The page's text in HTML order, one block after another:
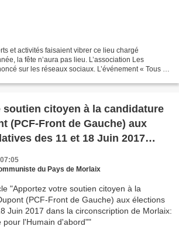
et activités faisaient vibrer ce lieu chargé
la fête n’aura pas lieu. L’association Les
sur les réseaux sociaux. L’événement « Tous à
citoyen à la candidature
(PCF-Front de Gauche) aux
des 11 et 18 Juin 2017
de Morlaix: "Rassembler
d'abord"
du Pays de Morlaix